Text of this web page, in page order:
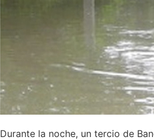
Durante la noche, un tercio de